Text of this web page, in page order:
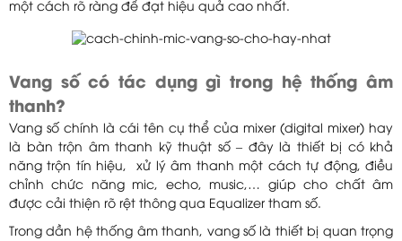
một cách rõ ràng để đạt hiệu quả cao nhất.
Vang số có tác dụng gì trong hệ thống âm
thanh?
Vang số chính là cái tên cụ thể của mixer (digital mixer) hay
là bàn trộn âm thanh kỹ thuật số – đây là thiết bị có khả
năng trộn tín hiệu, xử lý âm thanh một cách tự động, điều
chỉnh chức năng mic, echo, music,… giúp cho chất âm
được cải thiện rõ rệt thông qua Equalizer tham số.
Trong dần hệ thống âm thanh, vang số là thiết bị quan trọng